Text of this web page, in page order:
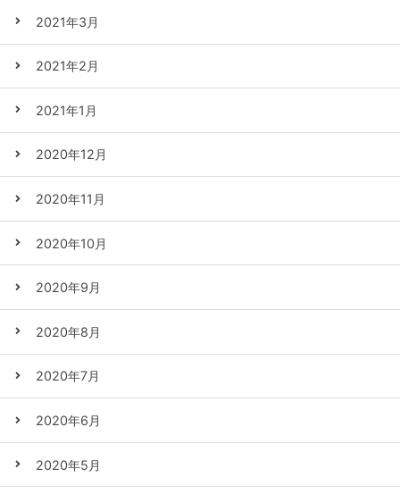
2021年3月
2021年2月
2021年1月
2020年12月
2020年11月
2020年10月
2020年9月
2020年8月
2020年7月
2020年6月
2020年5月